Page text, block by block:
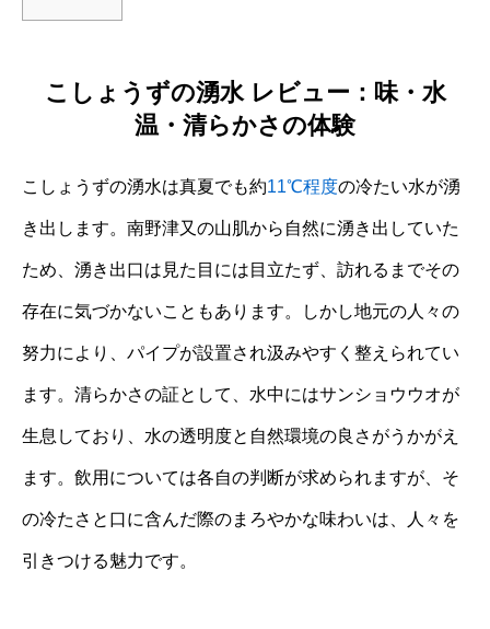
こしょうずの湧水 レビュー：味・水
温・清らかさの体験
こしょうずの湧水は真夏でも約11℃程度の冷たい水が湧
き出します。南野津又の山肌から自然に湧き出していた
ため、湧き出口は見た目には目立たず、訪れるまでその
存在に気づかないこともあります。しかし地元の人々の
努力により、パイプが設置され汲みやすく整えられてい
ます。清らかさの証として、水中にはサンショウウオが
生息しており、水の透明度と自然環境の良さがうかがえ
ます。飲用については各自の判断が求められますが、そ
の冷たさと口に含んだ際のまろやかな味わいは、人々を
引きつける魅力です。